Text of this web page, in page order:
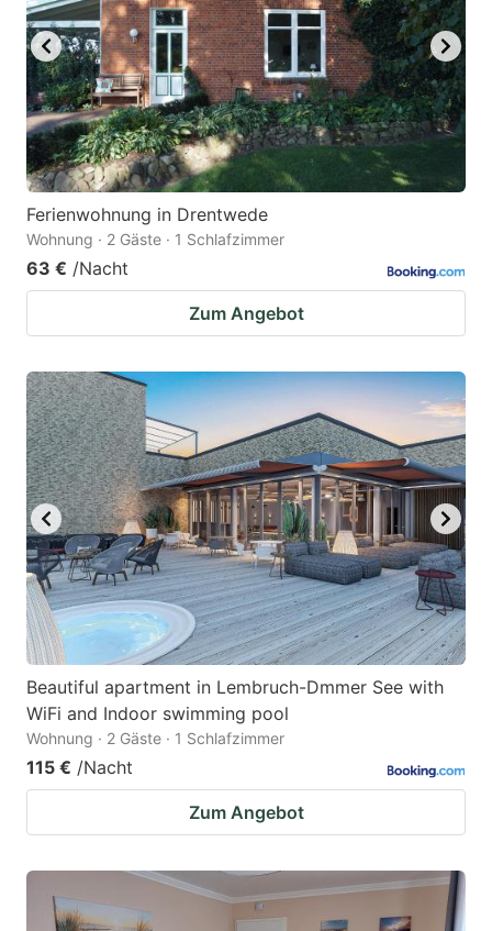
Ferienwohnung in Drentwede
Wohnung · 2 Gäste · 1 Schlafzimmer
63 € /Nacht
Zum Angebot
Beautiful apartment in Lembruch-Dmmer See with
WiFi and Indoor swimming pool
Wohnung · 2 Gäste · 1 Schlafzimmer
115 € /Nacht
Zum Angebot